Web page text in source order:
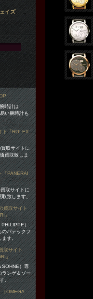
イズ
時計は
い腕時計も
取サイトに
買取致しま
取サイトに
取致します。
PHILIPPE）
のパテックフ
ます。
SOHNE）専
ランゲ＆ゾー
。